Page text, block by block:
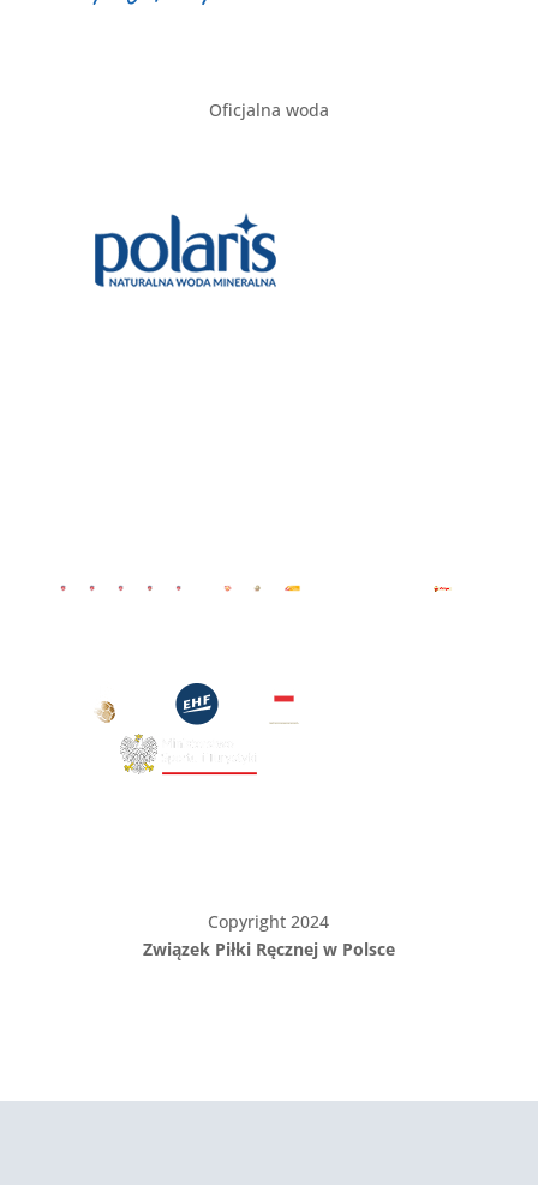
Oficjalna woda
Copyright 2024
Związek Piłki Ręcznej w Polsce